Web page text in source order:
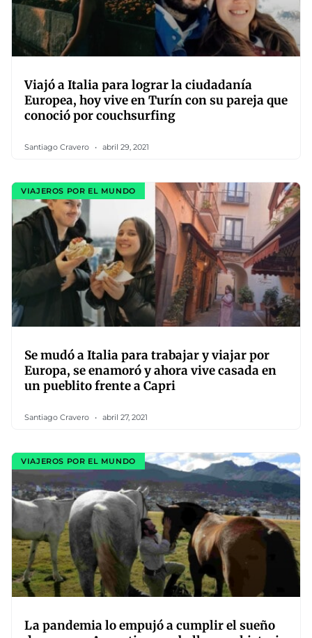
Viajó a Italia para lograr la ciudadanía
Europea, hoy vive en Turín con su pareja que
conoció por couchsurfing
Santiago Cravero abril 29, 2021
VIAJEROS POR EL MUNDO
Se mudó a Italia para trabajar y viajar por
Europa, se enamoró y ahora vive casada en
un pueblito frente a Capri
Santiago Cravero abril 27, 2021
VIAJEROS POR EL MUNDO
La pandemia lo empujó a cumplir el sueño